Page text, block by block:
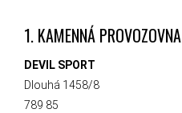
1. KAMENNÁ PROVOZOVNA
DEVIL SPORT
Dlouhá 1458/8
789 85